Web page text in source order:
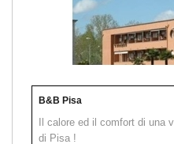
B&B Pisa
Il calore ed il comfort di una
di Pisa !